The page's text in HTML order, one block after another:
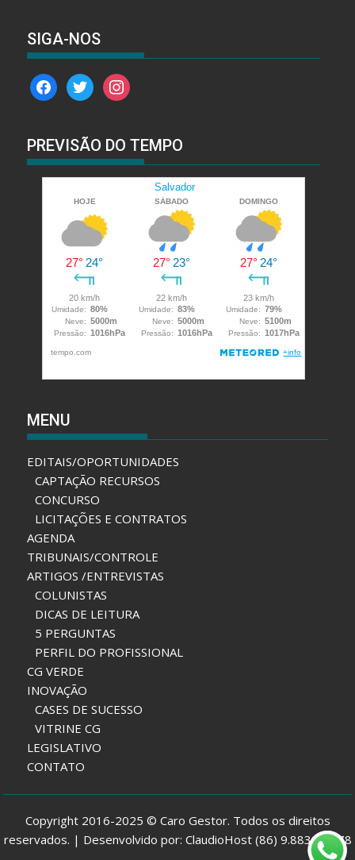
SIGA-NOS
facebooktwitterinstagram
PREVISÃO DO TEMPO
MENU
EDITAIS/OPORTUNIDADES
CAPTAÇÃO RECURSOS
CONCURSO
LICITAÇÕES E CONTRATOS
AGENDA
TRIBUNAIS/CONTROLE
ARTIGOS /ENTREVISTAS
COLUNISTAS
DICAS DE LEITURA
5 PERGUNTAS
PERFIL DO PROFISSIONAL
CG VERDE
INOVAÇÃO
CASES DE SUCESSO
VITRINE CG
LEGISLATIVO
CONTATO
Copyright 2016-2025 © Caro Gestor. Todos os direitos
reservados. | Desenvolvido por: ClaudioHost (86) 9.8832-7978